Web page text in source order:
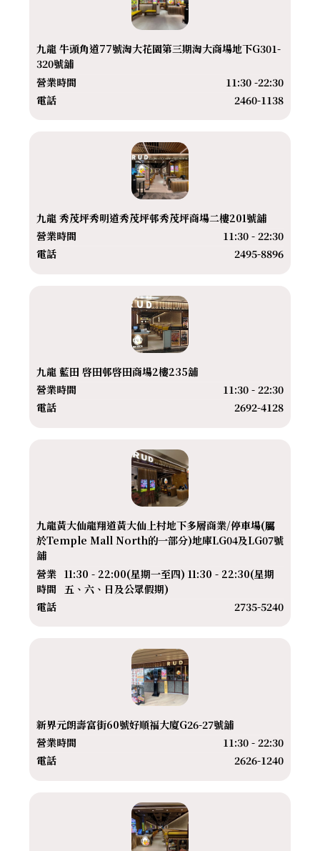
九龍 牛頭角道77號淘大花園第三期淘大商場地下G301-
320號舖
營業時間
11:30 -22:30
電話
2460-1138
九龍 秀茂坪秀明道秀茂坪邨秀茂坪商場二樓201號舖
營業時間
11:30 - 22:30
電話
2495-8896
九龍 藍田 啓田邨啓田商場2樓235舖
營業時間
11:30 - 22:30
電話
2692-4128
九龍黃大仙龍翔道黃大仙上村地下多層商業/停車場(屬
於Temple Mall North的一部分)地庫LG04及LG07號
舖
營業
時間
11:30 - 22:00(星期一至四) 11:30 - 22:30(星期
五、六、日及公眾假期)
電話
2735-5240
新界元朗壽富街60號好順福大廈G26-27號舖
營業時間
11:30 - 22:30
電話
2626-1240